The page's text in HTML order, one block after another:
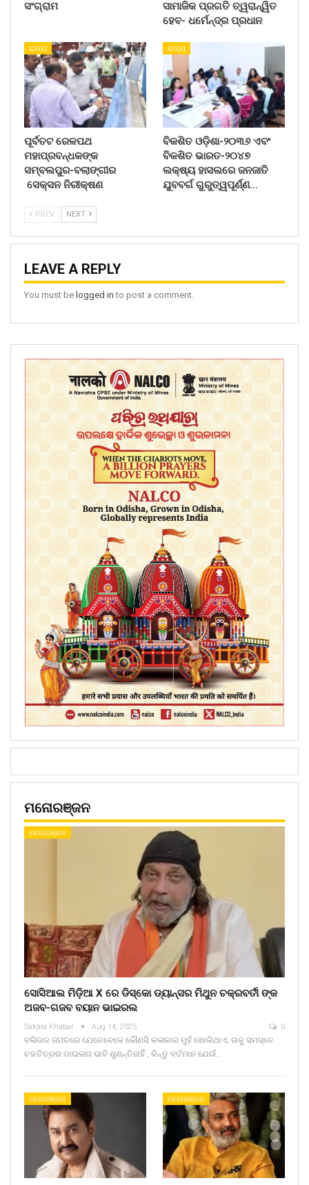
ସଂଗ୍ରାମ
ସାମାଜିକ ପ୍ରଗତି ତ୍ୱରାନ୍ୱିତ
ହେବ- ଧର୍ମେନ୍ଦ୍ର ପ୍ରଧାନ
ରାଜ୍ୟ
ପୂର୍ବତଟ ରେଳପଥ
ମହାପ୍ରବନ୍ଧକଙ୍କ
ସମ୍ବଲପୁର-ବଲାଙ୍ଗୀର
ସେକ୍ସନ ନିରୀକ୍ଷଣ
ରାଜ୍ୟ
ବିକଶିତ ଓଡ଼ିଶା-୨୦୩୬ ଏବଂ
ବିକଶିତ ଭାରତ-୨୦୪୭
ଲକ୍ଷ୍ୟ ହାସଲରେ ଜନଜାତି
ଯୁବବର୍ଗ ଗୁରୁତ୍ୱପୂର୍ଣ୍ଣ…
PREV NEXT
LEAVE A REPLY
You must be logged in to post a comment.
ମନୋରଞ୍ଜନ
ମନୋରଞ୍ଜନ
ସୋସିଆଲ ମିଡ଼ିଆ X ରେ ଡିସ୍କୋ ଡ୍ୟାନ୍ସର ମିଥୁନ ଚକ୍ରବର୍ତୀ ଙ୍କ
ଅଜବ-ଗଜବ ବୟାନ ଭାଇରଲ
Sakala Khabar Aug 14, 2025 0
ବଲିଉଡ ଜଗତରେ ଯେତେବେଳେ କୌଣସି କଳାକାର ମୁହଁ ଖୋଲିଥାଏ, ତାକୁ ସମସ୍ତେ
ଚଳଚିତ୍ରର ଡାଇଲଗ ଭାବି ଶୁଣନ୍ତିନାହିଁ , କିନ୍ତୁ ବର୍ତମାନ ଯେଉଁ…
ମନୋରଞ୍ଜନ ମନୋରଞ୍ଜନ